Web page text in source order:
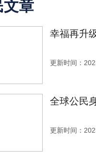
文章
幸福再升
更新时间：
全球公民
更新时间：